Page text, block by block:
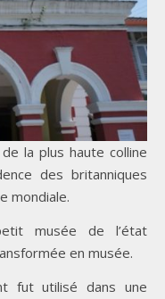
la plus haute colline
des britanniques
mondiale.
musée de l’état
en musée.
fut utilisé dans une